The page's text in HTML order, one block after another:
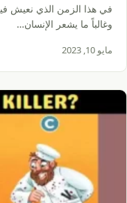
في هذا الزمن الذي نعيش
وغالباً ما يشعر الإنسان…
مايو 10, 2023